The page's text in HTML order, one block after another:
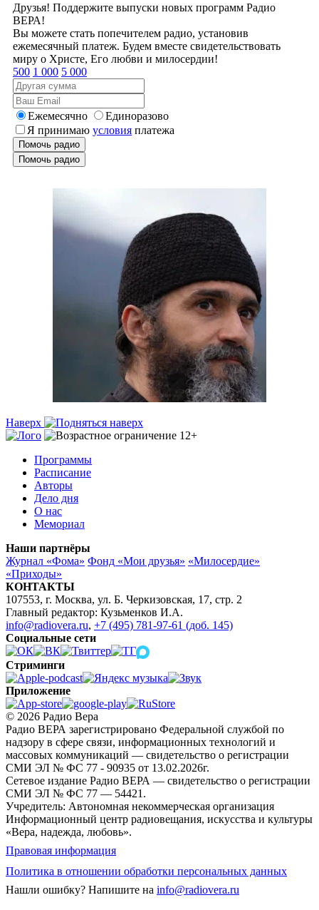
Друзья! Поддержите выпуски новых программ Радио
ВЕРА!
Вы можете стать попечителем радио, установив
ежемесячный платеж. Будем вместе свидетельствовать
миру о Христе, Его любви и милосердии!
500 1 000 5 000
Ежемесячно
Единоразово
Я принимаю условия платежа
Помочь радио
Помочь радио
Наверх
Программы
Расписание
Авторы
Дело дня
О нас
Мемориал
Наши партнёры
Журнал «Фома» Фонд «Мои друзья» «Милосердие»
«Приходы»
КОНТАКТЫ
107553, г. Москва, ул. Б. Черкизовская, 17, стр. 2
Главный редактор: Кузьменков И.А.
info@radiovera.ru, +7 (495) 781-97-61 (доб. 145)
Социальные сети
Стриминги
Приложение
© 2026 Радио Вера
Радио ВЕРА зарегистрировано Федеральной службой по
надзору в сфере связи, информационных технологий и
массовых коммуникаций — свидетельство о регистрации
СМИ ЭЛ № ФС 77 - 90935 от 13.02.2026г.
Сетевое издание Радио ВЕРА — свидетельство о регистрации
СМИ ЭЛ № ФС 77 — 54421.
Учредитель: Автономная некоммерческая организация
Информационный центр радиовещания, искусства и культуры
«Вера, надежда, любовь».
Правовая информация
Политика в отношении обработки персональных данных
Нашли ошибку? Напишите на info@radiovera.ru